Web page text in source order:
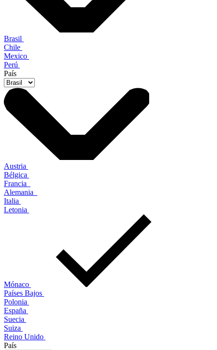
Brasil
Chile
Mexico
Perú
País
Austria
Bélgica
Francia
Alemania
Italia
Letonia
Mónaco
Países Bajos
Polonia
España
Suecia
Suiza
Reino Unido
País